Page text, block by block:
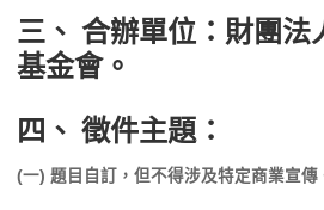
三、 合辦單位：財團法
基金會。
四、 徵件主題：
(一) 題目自訂，但不得涉及特定商業宣傳